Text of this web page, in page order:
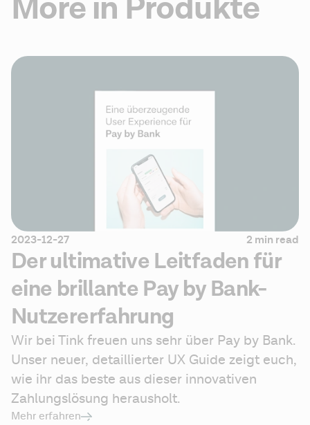
More in Produkte
2023-12-27 2 min read
Der ultimative Leitfaden für
eine brillante Pay by Bank-
Nutzererfahrung
Wir bei Tink freuen uns sehr über Pay by Bank.
Unser neuer, detaillierter UX Guide zeigt euch,
wie ihr das beste aus dieser innovativen
Zahlungslösung herausholt.
Mehr erfahren